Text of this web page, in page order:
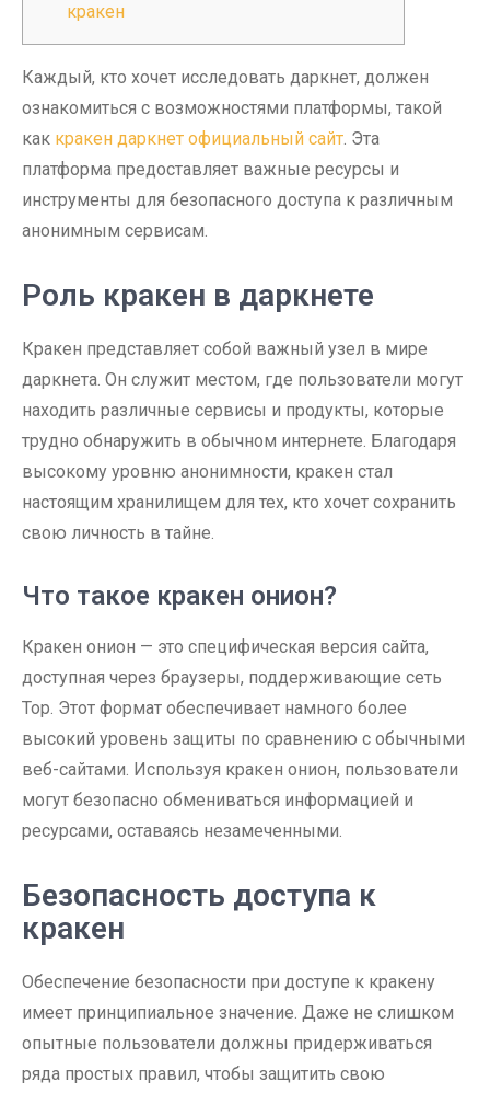
кракен
Каждый, кто хочет исследовать даркнет, должен
ознакомиться с возможностями платформы, такой
как кракен даркнет официальный сайт. Эта
платформа предоставляет важные ресурсы и
инструменты для безопасного доступа к различным
анонимным сервисам.
Роль кракен в даркнете
Кракен представляет собой важный узел в мире
даркнета. Он служит местом, где пользователи могут
находить различные сервисы и продукты, которые
трудно обнаружить в обычном интернете. Благодаря
высокому уровню анонимности, кракен стал
настоящим хранилищем для тех, кто хочет сохранить
свою личность в тайне.
Что такое кракен онион?
Кракен онион — это специфическая версия сайта,
доступная через браузеры, поддерживающие сеть
Тор. Этот формат обеспечивает намного более
высокий уровень защиты по сравнению с обычными
веб-сайтами. Используя кракен онион, пользователи
могут безопасно обмениваться информацией и
ресурсами, оставаясь незамеченными.
Безопасность доступа к
кракен
Обеспечение безопасности при доступе к кракену
имеет принципиальное значение. Даже не слишком
опытные пользователи должны придерживаться
ряда простых правил, чтобы защитить свою